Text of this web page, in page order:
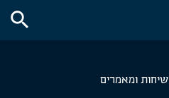
search
שיחות ומאמרים